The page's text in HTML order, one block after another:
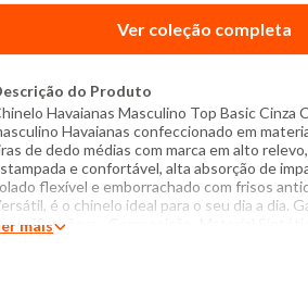
Ver coleção completa
do Produto
Havaianas Masculino Top Basic Cinza
Havaianas confeccionado em
de dedo médias com marca em alto
e confortável, alta absorção de
flexível e emborrachado com frisos
é o chinelo ideal para o seu dia a dia.
- Composição: Material
mais